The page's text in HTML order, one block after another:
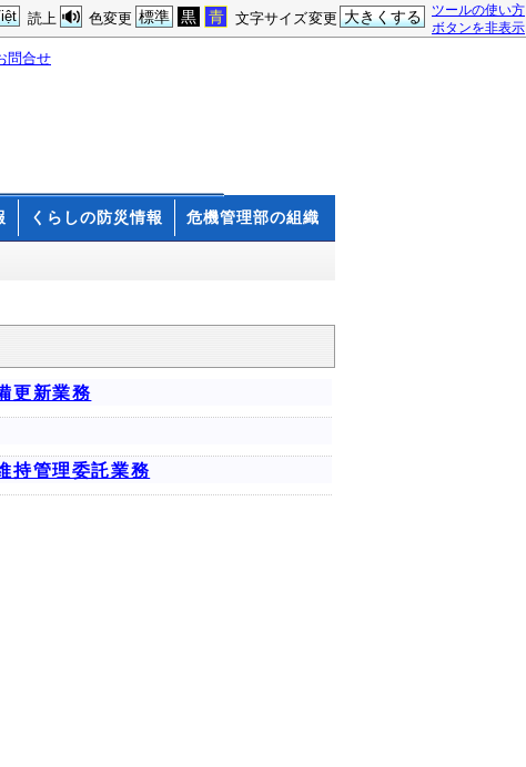
ツールの使い方
ボタンを非表示
文字サイズ変更 大きくする
色変更 標準 黒 青
読上
問合せ
くらしの防災情報 危機管理部の組織
更新業務
持管理委託業務